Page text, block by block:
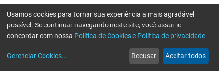
web
Notícias
more_horiz
Mais
Usamos cookies para tornar sua experiência a mais agradável
possível. Se continuar navegando neste site, você assume
concordar com nossa Política de Cookies e Política de privacidade
Gerenciar Cookies... Recusar Aceitar todos
Erro ao enviar informações, por favor tente novamente